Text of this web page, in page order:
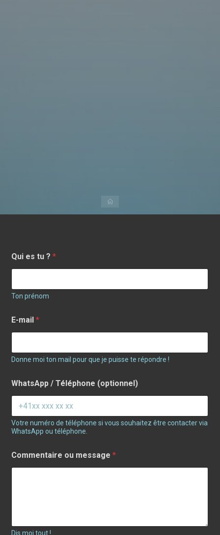
Qui es tu ?*
Ton prénom
E-mail*
Donne moi ton mail pour que je puisse te répondre !
WhatsApp / Téléphone (optionnel)
Votre numéro de téléphone si vous souhaitez être contacter via
WhatsApp ou téléphone.
Commentaire ou message*
Dis moi tout !